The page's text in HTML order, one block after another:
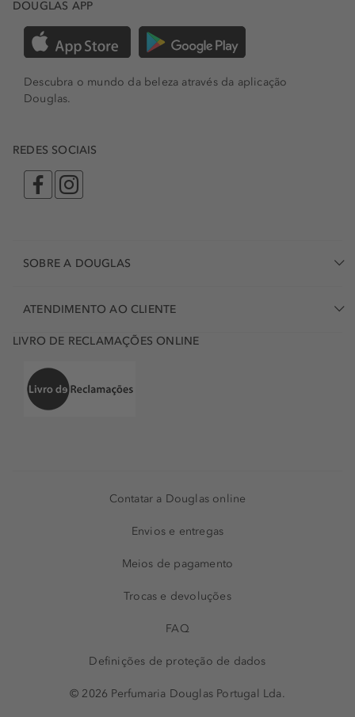
DOUGLAS APP
Descubra o mundo da beleza através da aplicação
Douglas.
REDES SOCIAIS
SOBRE A DOUGLAS
ATENDIMENTO AO CLIENTE
LIVRO DE RECLAMAÇÕES ONLINE
Contatar a Douglas online
Envios e entregas
Meios de pagamento
Trocas e devoluções
FAQ
Definições de proteção de dados
© 2026 Perfumaria Douglas Portugal Lda.